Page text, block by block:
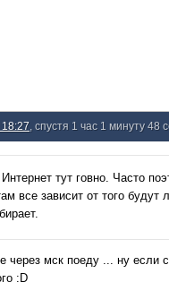
18:27 , спустя 1 час 1 минуту 48
тут говно. Часто
все зависит от того
через мск поеду ... ну если
:D